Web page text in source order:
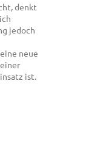
denkt
jedoch
neue
ist.